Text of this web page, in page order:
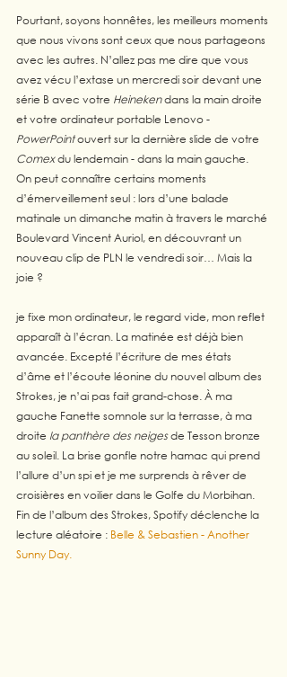
Pourtant, soyons honnêtes, les meilleurs moments
que nous vivons sont ceux que nous partageons
avec les autres. N’allez pas me dire que vous
avez vécu l’extase un mercredi soir devant une
série B avec votre Heineken dans la main droite
et votre ordinateur portable Lenovo -
PowerPoint ouvert sur la dernière slide de votre
Comex du lendemain - dans la main gauche.
On peut connaître certains moments
d’émerveillement seul : lors d’une balade
matinale un dimanche matin à travers le marché
Boulevard Vincent Auriol, en découvrant un
nouveau clip de PLN le vendredi soir… Mais la
joie ?
je fixe mon ordinateur, le regard vide, mon reflet
apparaît à l’écran. La matinée est déjà bien
avancée. Excepté l’écriture de mes états
d’âme et l’écoute léonine du nouvel album des
Strokes, je n’ai pas fait grand-chose. À ma
gauche Fanette somnole sur la terrasse, à ma
droite la panthère des neiges de Tesson bronze
au soleil. La brise gonfle notre hamac qui prend
l’allure d’un spi et je me surprends à rêver de
croisières en voilier dans le Golfe du Morbihan.
Fin de l’album des Strokes, Spotify déclenche la
lecture aléatoire : Belle & Sebastien - Another
Sunny Day.